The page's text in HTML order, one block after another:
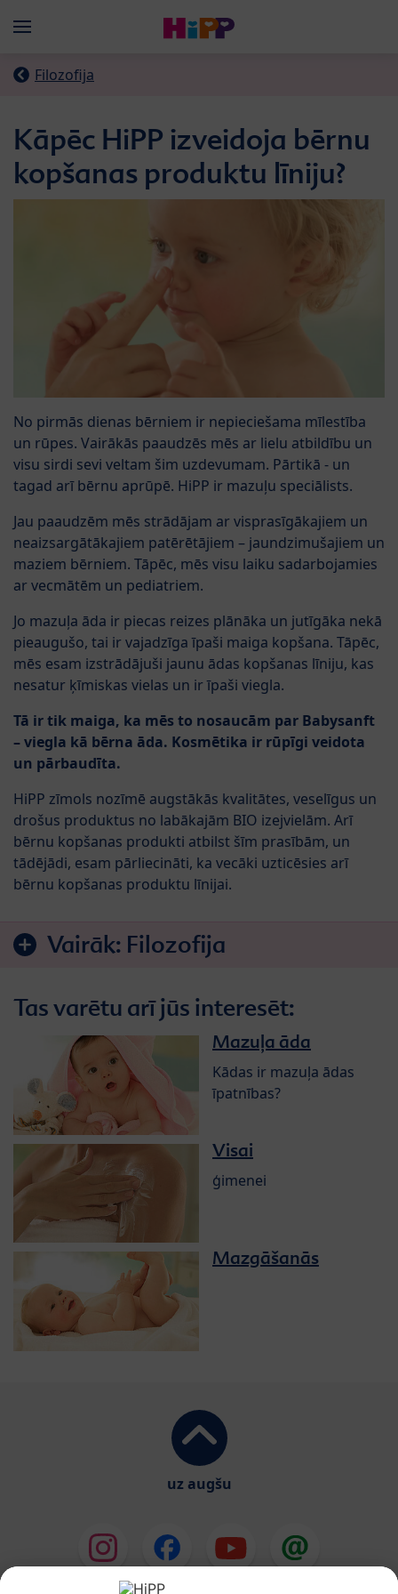
Menü
Filozofija
Kāpēc HiPP izveidoja bērnu
kopšanas produktu līniju?
No pirmās dienas bērniem ir nepieciešama mīlestība
un rūpes. Vairākās paaudzēs mēs ar lielu atbildību un
visu sirdi sevi veltam šim uzdevumam. Pārtikā - un
tagad arī bērnu aprūpē. HiPP ir mazuļu speciālists.
Jau paaudzēm mēs strādājam ar visprasīgākajiem un
neaizsargātākajiem patērētājiem – jaundzimušajiem un
maziem bērniem. Tāpēc, mēs visu laiku sadarbojamies
ar vecmātēm un pediatriem.
Jo mazuļa āda ir piecas reizes plānāka un jutīgāka nekā
pieaugušo, tai ir vajadzīga īpaši maiga kopšana. Tāpēc,
mēs esam izstrādājuši jaunu ādas kopšanas līniju, kas
nesatur ķīmiskas vielas un ir īpaši viegla.
Tā ir tik maiga, ka mēs to nosaucām par Babysanft
– viegla kā bērna āda. Kosmētika ir rūpīgi veidota
un pārbaudīta.
HiPP zīmols nozīmē augstākās kvalitātes, veselīgus un
drošus produktus no labākajām BIO izejvielām. Arī
bērnu kopšanas produkti atbilst šīm prasībām, un
tādējādi, esam pārliecināti, ka vecāki uzticēsies arī
bērnu kopšanas produktu līnijai.
Vairāk: Filozofija
Tas varētu arī jūs interesēt:
Mazuļa āda
Kādas ir mazuļa ādas
īpatnības?
Visai
ģimenei
Mazgāšanās
uz augšu